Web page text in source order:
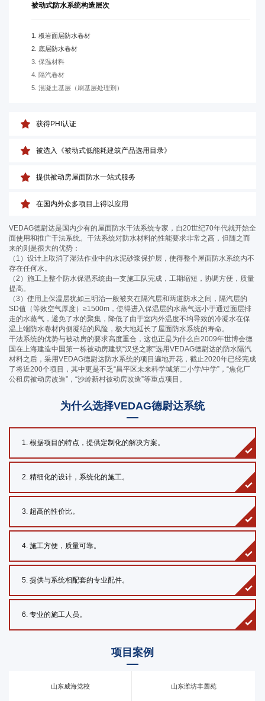
被动式防水系统构造层次
1. 板岩面层防水卷材
2. 底层防水卷材
3. 保温材料
4. 隔汽卷材
5. 混凝土基层（刷基层处理剂）
获得PHI认证
被选入《被动式低能耗建筑产品选用目录》
提供被动房屋面防水一站式服务
在国内外众多项目上得以应用
VEDAG德尉达是国内少有的屋面防水干法系统专家，自20世纪70年代就开始全
面使用和推广干法系统。干法系统对防水材料的性能要求非常之高，但随之而
来的则是很大的优势：
（1）设计上取消了湿法作业中的水泥砂浆保护层，使得整个屋面防水系统内不
存在任何水。
（2）施工上整个防水保温系统由一支施工队完成，工期缩短，协调方便，质量
提高。
（3）使用上保温层犹如三明治一般被夹在隔汽层和两道防水之间，隔汽层的
SD值（等效空气厚度）≥1500m，使得进入保温层的水蒸气远小于通过面层排
走的水蒸气，避免了水的聚集，降低了由于室内外温度不均导致的冷凝水在保
温上端防水卷材内侧凝结的风险，极大地延长了屋面防水系统的寿命。
干法系统的优势与被动房的要求高度重合，这也正是为什么自2009年世博会德
国在上海建造中国第一栋被动房建筑“汉堡之家”选用VEDAG德尉达的防水隔汽
材料之后，采用VEDAG德尉达防水系统的项目遍地开花，截止2020年已经完成
了将近200个项目，其中更是不乏“昌平区未来科学城第二小学/中学”，“焦化厂
公租房被动房改造”，“沙岭新村被动房改造”等重点项目。
为什么选择VEDAG德尉达系统
1. 根据项目的特点，提供定制化的解决方案。
2. 精细化的设计，系统化的施工。
3. 超高的性价比。
4. 施工方便，质量可靠。
5. 提供与系统相配套的专业配件。
6. 专业的施工人员。
项目案例
山东威海党校 山东潍坊丰麓苑